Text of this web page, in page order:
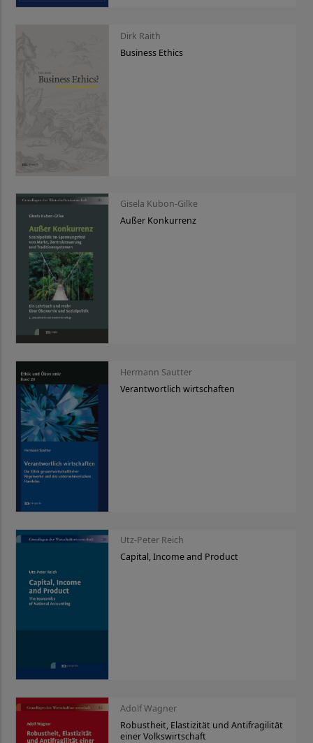
Dirk Raith
Business Ethics
Gisela Kubon-Gilke
Außer Konkurrenz
Hermann Sautter
Verantwortlich wirtschaften
Utz-Peter Reich
Capital, Income and Product
Adolf Wagner
Robustheit, Elastizität und Antifragilität
einer Volkswirtschaft